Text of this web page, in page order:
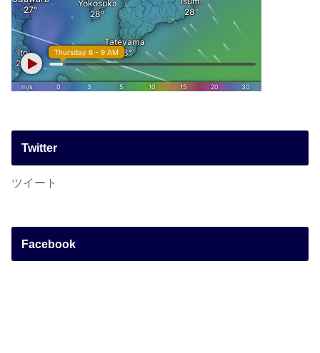
Twitter
ツイート
Facebook